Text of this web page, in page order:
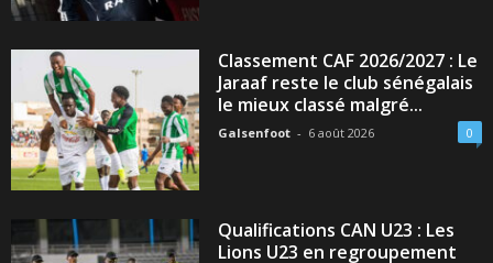
Classement CAF 2026/2027 : Le
Jaraaf reste le club sénégalais
le mieux classé malgré...
Galsenfoot - 6 août 2026 0
Qualifications CAN U23 : Les
Lions U23 en regroupement